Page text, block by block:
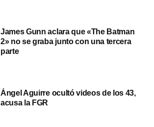
James Gunn aclara que «The Batman
2» no se graba junto con una tercera
parte
Ángel Aguirre ocultó videos de los 43,
acusa la FGR